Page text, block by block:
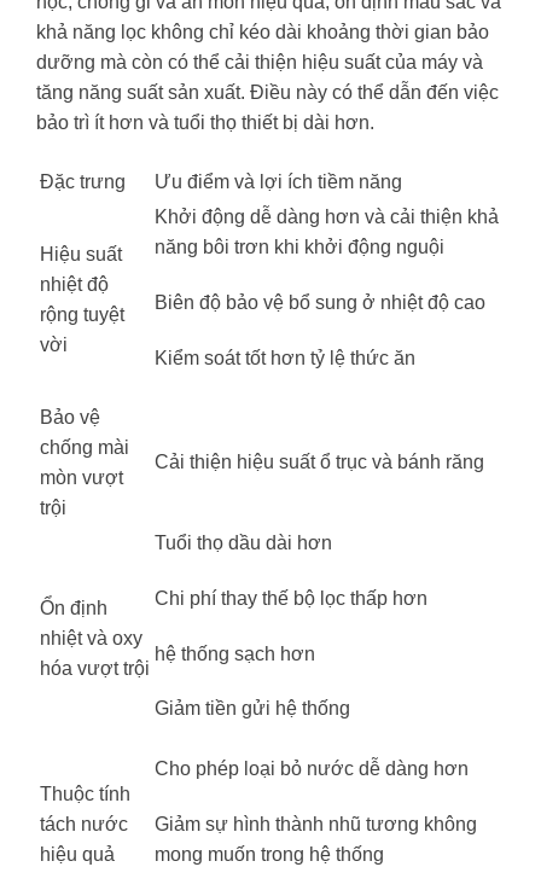
khả năng lọc không chỉ kéo dài khoảng thời gian bảo
dưỡng mà còn có thể cải thiện hiệu suất của máy và
tăng năng suất sản xuất. Điều này có thể dẫn đến việc
bảo trì ít hơn và tuổi thọ thiết bị dài hơn.
Đặc trưng Ưu điểm và lợi ích tiềm năng
Hiệu suất
nhiệt độ
rộng tuyệt
vời
Khởi động dễ dàng hơn và cải thiện khả
năng bôi trơn khi khởi động nguội
Biên độ bảo vệ bổ sung ở nhiệt độ cao
Kiểm soát tốt hơn tỷ lệ thức ăn
Bảo vệ
chống mài
mòn vượt
trội
Cải thiện hiệu suất ổ trục và bánh răng
Ổn định
nhiệt và oxy
hóa vượt trội
Tuổi thọ dầu dài hơn
Chi phí thay thế bộ lọc thấp hơn
hệ thống sạch hơn
Giảm tiền gửi hệ thống
Thuộc tính
tách nước
hiệu quả
Cho phép loại bỏ nước dễ dàng hơn
Giảm sự hình thành nhũ tương không
mong muốn trong hệ thống